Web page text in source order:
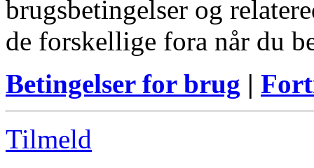
brugsbetingelser og
de forskellige fora når du
Betingelser for brug |
Tilmeld